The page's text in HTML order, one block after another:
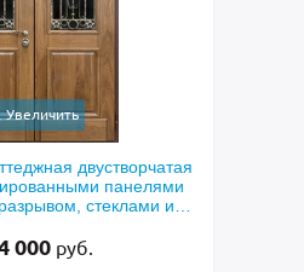
Увеличить
утепленная дверь с
белыми наличниками,
МДФ (окрас по
500руб.